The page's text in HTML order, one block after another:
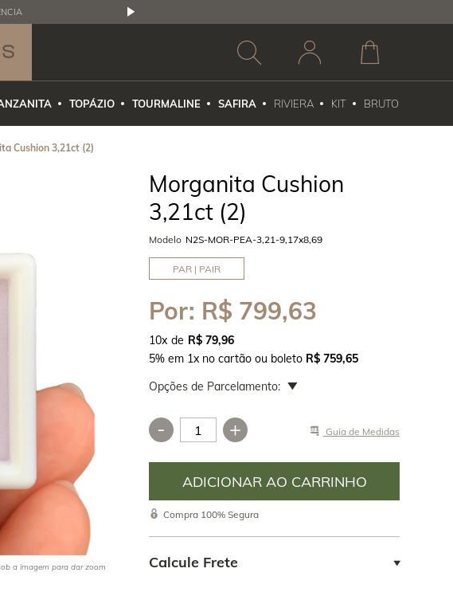
TOPÁZIO TOURMALINE SAFIRA RIVIERA KIT BRUTO
Cushion 3,21ct (2)
na Califórnia o
da Tyffany & Co, comprou
e vendeu para o colecionador
J. P. Morgan, de onde vem
Foi ele quem teve o
a imagem para dar zoom
Morganita Cushion
3,21ct (2)
Modelo N2S-MOR-PEA-3,21-9,17x8,69
PAR | PAIR
Por: R$ 799,63
10x
R$ 79,96
5% em 1x no cartão ou boleto R$ 759,65
Opções de Parcelamento:
- + Guia de Medidas
Compra 100% Segura
Calcule Frete